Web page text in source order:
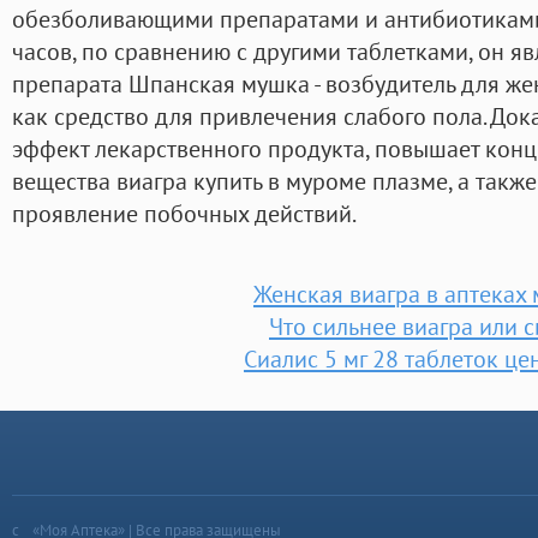
обезболивающими препаратами и
часов, по сравнению с другими таблетками, он
препарата Шпанская мушка - возбудитель для
как средство для привлечения слабого пола.
эффект лекарственного продукта, повышает
вещества виагра купить в муроме плазме, а
проявление побочных действий.
Женская виагра в
Что сильнее виагра или
Сиалис 5 мг 28 таблеток
«Моя Аптека» | Все права защищены